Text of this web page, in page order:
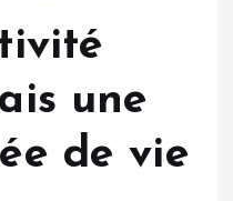
une
de vie